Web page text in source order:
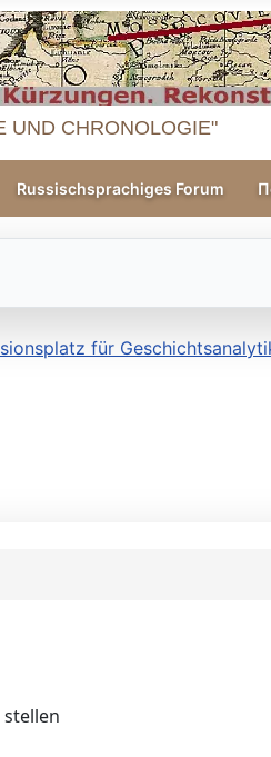
UND CHRONOLOGIE"
Russischsprachiges Forum
für